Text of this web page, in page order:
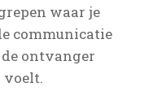
waar je
communicatie
ontvanger